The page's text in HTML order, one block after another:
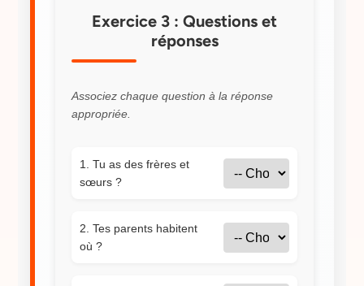
Exercice 3 : Questions et
réponses
Associez chaque question à la réponse
appropriée.
1. Tu as des frères et
sœurs ?
2. Tes parents habitent
où ?